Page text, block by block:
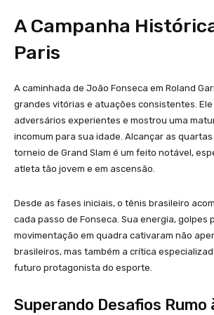
A Campanha
Paris
A caminhada de João Fonseca em Roland
grandes vitórias e atuações consistentes.
adversários experientes e mostrou uma
incomum para sua idade. Alcançar as quartas
torneio de Grand Slam é um feito notável,
atleta tão jovem e em ascensão.
Desde as fases iniciais, o tênis brasileiro
cada passo de Fonseca. Sua energia, golpes
movimentação em quadra cativaram não
brasileiros, mas também a crítica
futuro protagonista do esporte.
Superando Desafios Rumo